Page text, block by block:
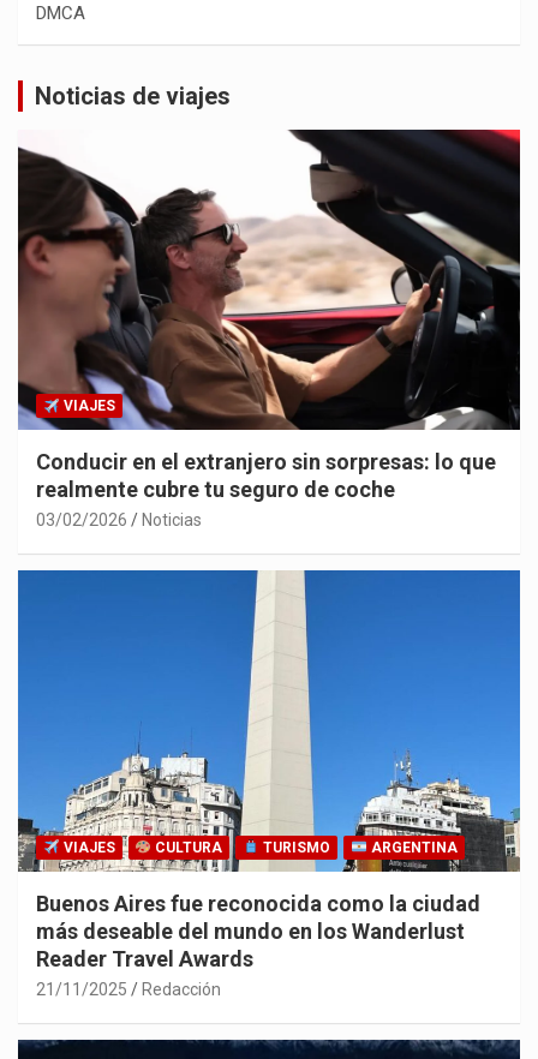
DMCA
Noticias de viajes
VIAJES
Conducir en el extranjero sin sorpresas: lo que
realmente cubre tu seguro de coche
03/02/2026 Noticias
VIAJES CULTURA TURISMO ARGENTINA
Buenos Aires fue reconocida como la ciudad
más deseable del mundo en los Wanderlust
Reader Travel Awards
21/11/2025 Redacción